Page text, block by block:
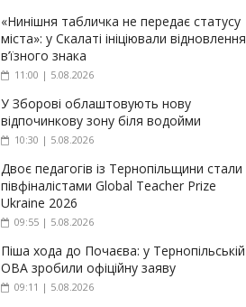
«Нинішня табличка не передає статусу
міста»: у Скалаті ініціювали відновлення
в’їзного знака
11:00 | 5.08.2026
У Зборові облаштовують нову
відпочинкову зону біля водойми
10:30 | 5.08.2026
Двоє педагогів із Тернопільщини стали
півфіналістами Global Teacher Prize
Ukraine 2026
09:55 | 5.08.2026
Піша хода до Почаєва: у Тернопільській
ОВА зробили офіційну заяву
09:11 | 5.08.2026